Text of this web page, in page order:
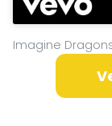
Imagine